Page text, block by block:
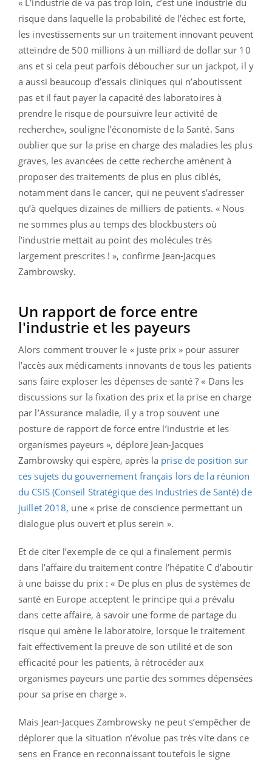
risque dans laquelle la probabilité de l’échec est forte,
les investissements sur un traitement innovant peuvent
atteindre de 500 millions à un milliard de dollar sur 10
ans et si cela peut parfois déboucher sur un jackpot, il y
a aussi beaucoup d’essais cliniques qui n’aboutissent
pas et il faut payer la capacité des laboratoires à
prendre le risque de poursuivre leur activité de
recherche», souligne l’économiste de la Santé. Sans
oublier que sur la prise en charge des maladies les plus
graves, les avancées de cette recherche amènent à
proposer des traitements de plus en plus ciblés,
notamment dans le cancer, qui ne peuvent s’adresser
qu’à quelques dizaines de milliers de patients. « Nous
ne sommes plus au temps des blockbusters où
l’industrie mettait au point des molécules très
largement prescrites ! », confirme Jean-Jacques
Zambrowsky.
Un rapport de force entre
l'industrie et les payeurs
Alors comment trouver le « juste prix » pour assurer
l’accès aux médicaments innovants de tous les patients
sans faire exploser les dépenses de santé ? « Dans les
discussions sur la fixation des prix et la prise en charge
par l’Assurance maladie, il y a trop souvent une
posture de rapport de force entre l’industrie et les
organismes payeurs », déplore Jean-Jacques
Zambrowsky qui espère, après la prise de position sur
ces sujets du gouvernement français lors de la réunion
du CSIS (Conseil Stratégique des Industries de Santé) de
juillet 2018, une « prise de conscience permettant un
dialogue plus ouvert et plus serein ».
Et de citer l’exemple de ce qui a finalement permis
dans l’affaire du traitement contre l’hépatite C d’aboutir
à une baisse du prix : « De plus en plus de systèmes de
santé en Europe acceptent le principe qui a prévalu
dans cette affaire, à savoir une forme de partage du
risque qui amène le laboratoire, lorsque le traitement
fait effectivement la preuve de son utilité et de son
efficacité pour les patients, à rétrocéder aux
organismes payeurs une partie des sommes dépensées
pour sa prise en charge ».
Mais Jean-Jacques Zambrowsky ne peut s’empêcher de
déplorer que la situation n’évolue pas très vite dans ce
sens en France en reconnaissant toutefois le signe